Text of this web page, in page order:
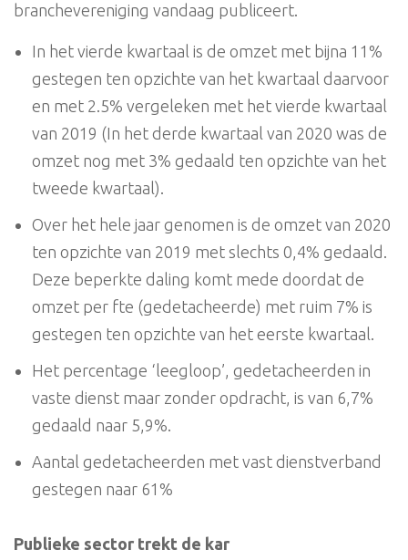
branchevereniging vandaag publiceert.
In het vierde kwartaal is de omzet met bijna 11%
gestegen ten opzichte van het kwartaal daarvoor
en met 2.5% vergeleken met het vierde kwartaal
van 2019 (In het derde kwartaal van 2020 was de
omzet nog met 3% gedaald ten opzichte van het
tweede kwartaal).
Over het hele jaar genomen is de omzet van 2020
ten opzichte van 2019 met slechts 0,4% gedaald.
Deze beperkte daling komt mede doordat de
omzet per fte (gedetacheerde) met ruim 7% is
gestegen ten opzichte van het eerste kwartaal.
Het percentage ‘leegloop’, gedetacheerden in
vaste dienst maar zonder opdracht, is van 6,7%
gedaald naar 5,9%.
Aantal gedetacheerden met vast dienstverband
gestegen naar 61%
Publieke sector trekt de kar